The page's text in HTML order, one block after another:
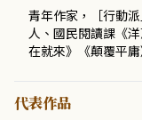
青年作家，［行動
人、國民閱讀課《
在就來》《顛覆平庸
代表作品